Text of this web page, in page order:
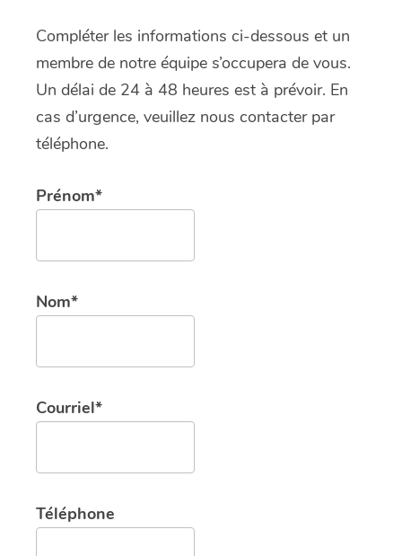
Compléter les informations ci-dessous et un
membre de notre équipe s’occupera de vous.
Un délai de 24 à 48 heures est à prévoir. En
cas d’urgence, veuillez nous contacter par
téléphone.
Prénom*
Nom*
Courriel*
Téléphone